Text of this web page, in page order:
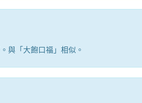
與「大飽口福」相似。